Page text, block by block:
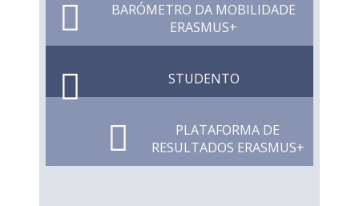
BARÓMETRO DA MOBILIDADE
ERASMUS+
STUDENTO
PLATAFORMA DE
RESULTADOS ERASMUS+